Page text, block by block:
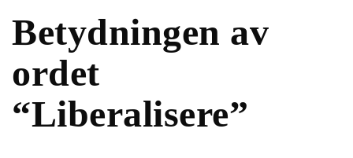
Betydningen av
ordet
“Liberalisere”